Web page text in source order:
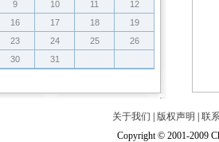
9 10 11
12
16 17 18
19
23 24 25
26
30 31
关于我们 版权声明
联
Copyright © 2001-2009